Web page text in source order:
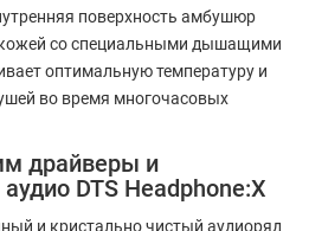
поверхность амбушюр
со специальными дышащими
оптимальную температуру и
во время многочасовых
драйверы и
DTS Headphone:X
и кристально чистый аудиоряд